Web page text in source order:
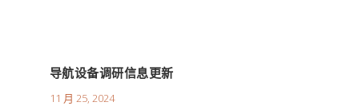
导航设备调研信息更新
11 月 25, 2024